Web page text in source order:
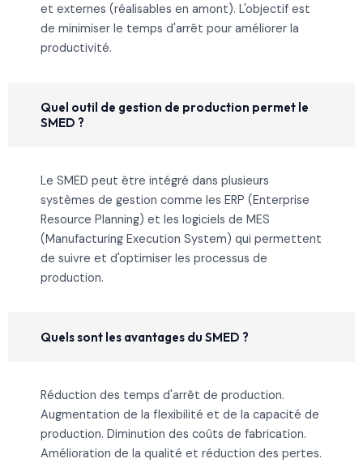
et externes (réalisables en amont). L'objectif est
de minimiser le temps d'arrêt pour améliorer la
productivité.
Quel outil de gestion de production permet le
SMED ?
Le SMED peut être intégré dans plusieurs
systèmes de gestion comme les ERP (Enterprise
Resource Planning) et les logiciels de MES
(Manufacturing Execution System) qui permettent
de suivre et d'optimiser les processus de
production.
Quels sont les avantages du SMED ?
Réduction des temps d'arrêt de production.
Augmentation de la flexibilité et de la capacité de
production. Diminution des coûts de fabrication.
Amélioration de la qualité et réduction des pertes.